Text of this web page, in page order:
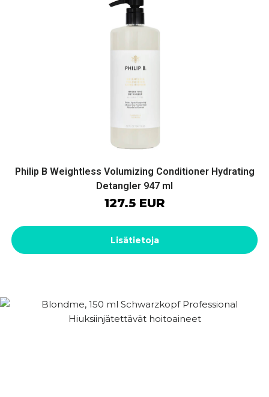
Philip B Weightless Volumizing Conditioner Hydrating
Detangler 947 ml
127.5 EUR
Lisätietoja